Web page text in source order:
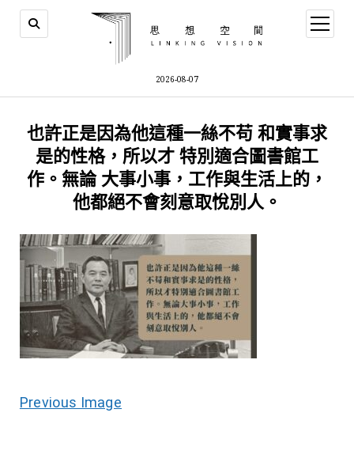
2026-08-07
open
menu
也許正是因為他這種一絲不苟 和實事求
是的性格，所以才 特別適合圖書館工
作。無論 大事小事，工作與生活上的，
他都絕不會刻意取悅別人。
Previous Image